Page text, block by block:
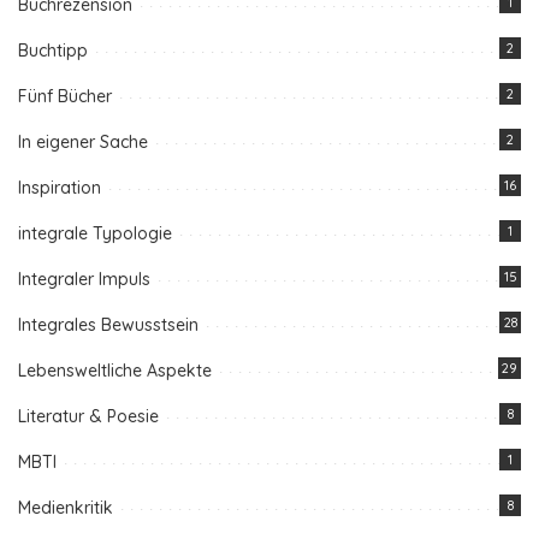
Buchrezension
Buchtipp 2
Fünf Bücher 2
In eigener Sache 2
Inspiration 16
integrale Typologie 1
Integraler Impuls 15
Integrales Bewusstsein 28
Lebensweltliche Aspekte 29
Literatur & Poesie 8
MBTI 1
Medienkritik 8